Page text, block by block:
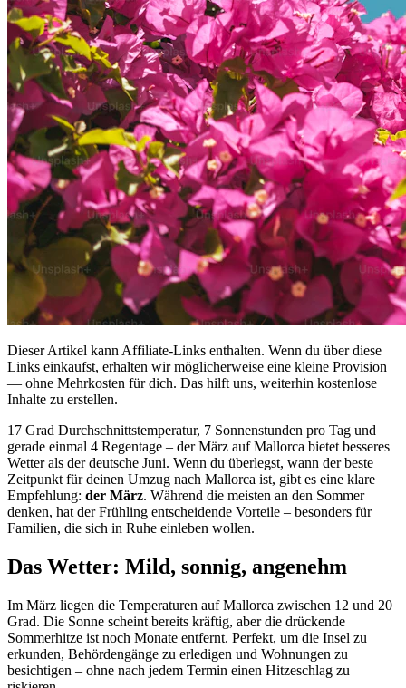
Dieser Artikel kann Affiliate-Links enthalten. Wenn du über diese
Links einkaufst, erhalten wir möglicherweise eine kleine Provision
— ohne Mehrkosten für dich. Das hilft uns, weiterhin kostenlose
Inhalte zu erstellen.
17 Grad Durchschnittstemperatur, 7 Sonnenstunden pro Tag und
gerade einmal 4 Regentage – der März auf Mallorca bietet besseres
Wetter als der deutsche Juni. Wenn du überlegst, wann der beste
Zeitpunkt für deinen Umzug nach Mallorca ist, gibt es eine klare
Empfehlung: der März. Während die meisten an den Sommer
denken, hat der Frühling entscheidende Vorteile – besonders für
Familien, die sich in Ruhe einleben wollen.
Das Wetter: Mild, sonnig, angenehm
Im März liegen die Temperaturen auf Mallorca zwischen 12 und 20
Grad. Die Sonne scheint bereits kräftig, aber die drückende
Sommerhitze ist noch Monate entfernt. Perfekt, um die Insel zu
erkunden, Behördengänge zu erledigen und Wohnungen zu
besichtigen – ohne nach jedem Termin einen Hitzeschlag zu